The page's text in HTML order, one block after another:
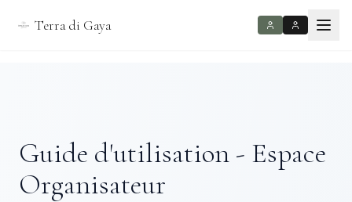
Terra di Gaya
Guide d'utilisation - Espace
Organisateur